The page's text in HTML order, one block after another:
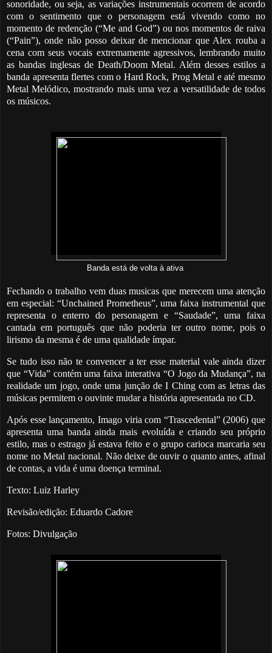
sonoridade, ou seja, as variações instrumentais ocorrem de acordo
com o sentimento que o personagem está vivendo como no
momento de redenção (“Me and God”) ou nos momentos de raiva
(“Pain”), onde não posso deixar de mencionar que Alex rouba a
cena com seus vocais extremamente agressivos, lembrando muito
as bandas inglesas de Death/Doom Metal. Além desses estilos a
banda apresenta flertes com o Hard Rock, Prog Metal e até mesmo
Metal Melódico, mostrando mais uma vez a versatilidade de todos
os músicos.
Banda está de volta à ativa
Fechando o trabalho vem duas musicas que merecem uma atenção
em especial: “Unchained Prometheus”, uma faixa instrumental que
representa o enterro do personagem e “Saudade”, uma faixa
cantada em português que não poderia ter outro nome, pois o
lirismo da mesma é de uma qualidade ímpar.
Se tudo isso não te convencer a ter esse material vale ainda dizer
que “Vida” contém uma faixa interativa “O Jogo da Mudança”, na
realidade um jogo, onde uma junção de I Ching com as letras das
músicas permitem o ouvinte mudar a história apresentada no CD.
Após esse lançamento, Imago viria com “Trascedental” (2006) que
apresenta uma banda ainda mais evoluída e criando seu próprio
estilo, mas o estrago já estava feito e o grupo carioca marcaria seu
nome no Metal nacional. Não deixe de ouvir o quanto antes, afinal
de contas, a vida é uma doença terminal.
Texto: Luiz Harley
Revisão/edição: Eduardo Cadore
Fotos: Divulgação